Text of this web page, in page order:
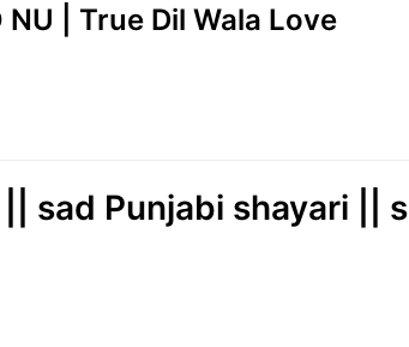
NU | True Dil Wala Love
sad Punjabi shayari ||